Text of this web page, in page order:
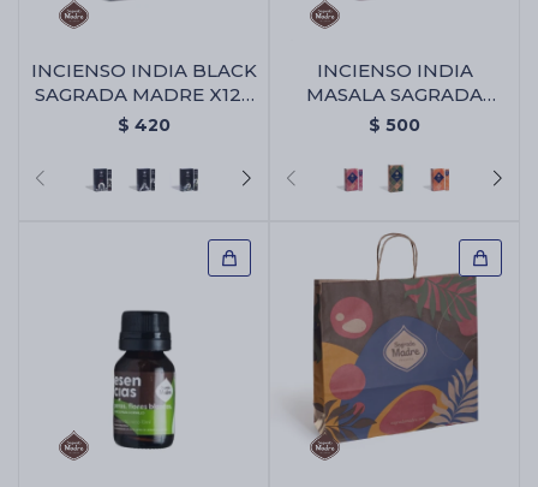
INCIENSO INDIA BLACK
SAGRADA MADRE X12 -
Astro
$ 420
INCIENSO INDIA
MASALA SAGRADA
MADRE X12 - Alma
$ 500